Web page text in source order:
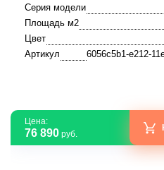
Серия модели
Площадь м2
Цвет
Артикул
6056c5b1-e212-
Цена:
76 890 руб.